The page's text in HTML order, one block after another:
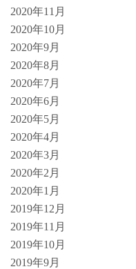
2020年11月
2020年10月
2020年9月
2020年8月
2020年7月
2020年6月
2020年5月
2020年4月
2020年3月
2020年2月
2020年1月
2019年12月
2019年11月
2019年10月
2019年9月